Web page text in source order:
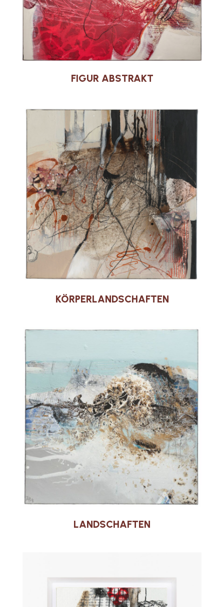
FIGUR ABSTRAKT
KÖRPERLANDSCHAFTEN
LANDSCHAFTEN